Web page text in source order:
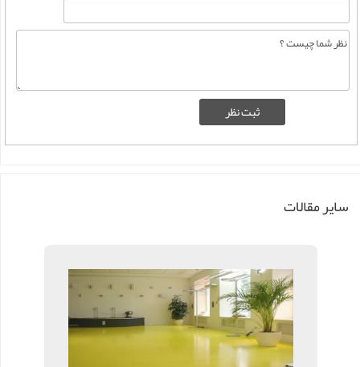
سایر مقالات